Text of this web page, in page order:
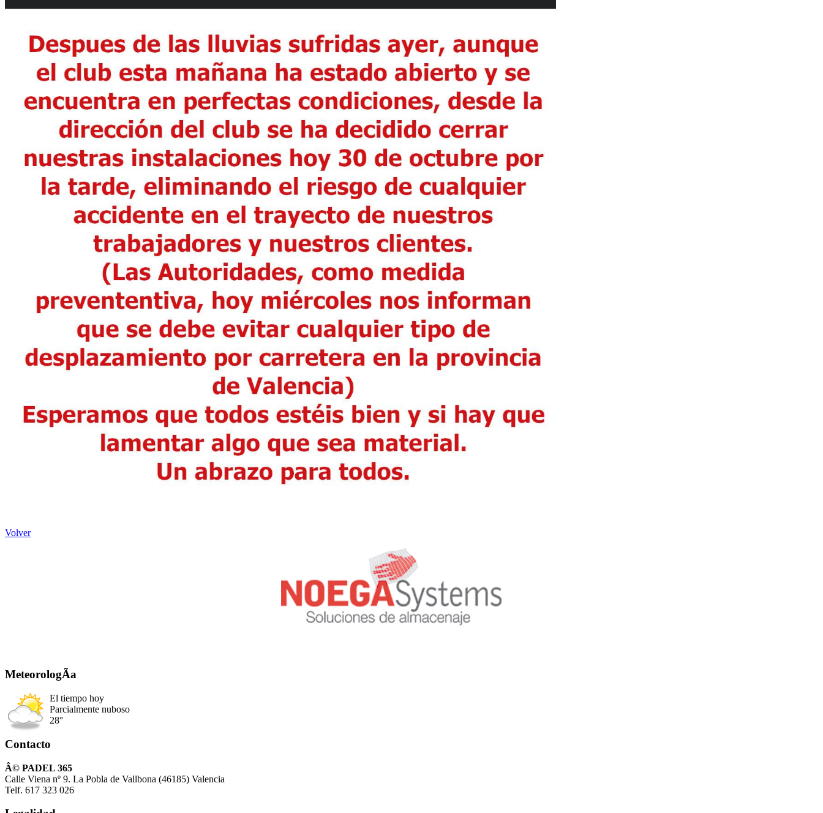
Volver
MeteorologÃ­a
El tiempo hoy
Parcialmente nuboso
28°
Contacto
Â© PADEL 365
Calle Viena nº 9. La Pobla de Vallbona (46185) Valencia
Telf. 617 323 026